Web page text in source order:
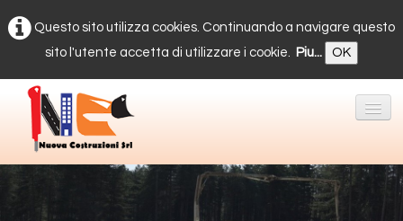
Questo sito utilizza cookies. Continuando a navigare questo
sito l'utente accetta di utilizzare i cookie.
Piu... OK
Home
Servizi